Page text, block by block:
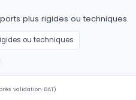
plus rigides ou techniques.
ou techniques
validation BAT)